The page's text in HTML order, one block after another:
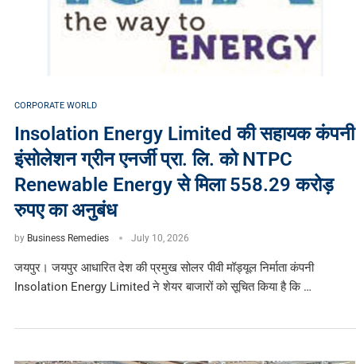
CORPORATE WORLD
Insolation Energy Limited की सहायक कंपनी
इंसोलेशन ग्रीन एनर्जी प्रा. लि. को NTPC
Renewable Energy से मिला 558.29 करोड़
रुपए का अनुबंध
by Business Remedies July 10, 2026
जयपुर। जयपुर आधारित देश की प्रमुख सोलर पीवी मॉड्यूल निर्माता कंपनी
Insolation Energy Limited ने शेयर बाजारों को सूचित किया है कि …